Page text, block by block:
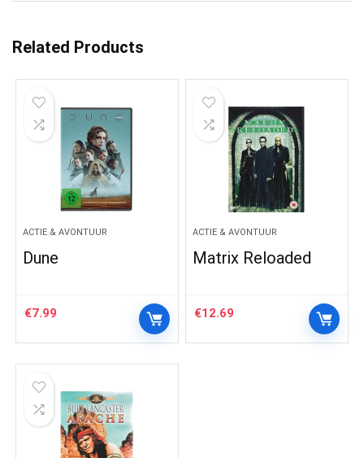
Related Products
ACTIE & AVONTUUR
Dune
€7.99
ACTIE & AVONTUUR
Matrix Reloaded
€12.69